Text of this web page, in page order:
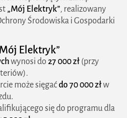
„Mój Elektryk”, realizowany
Środowiska i Gospodarki
Elektryk”
wynosi do 27 000 zł (przy
może sięgaćdo 70 000 złw
się do programu dla